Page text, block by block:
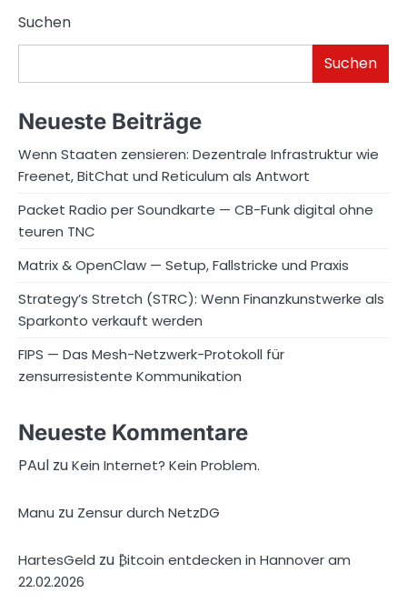
Suchen
Suchen
Neueste Beiträge
Wenn Staaten zensieren: Dezentrale Infrastruktur wie
Freenet, BitChat und Reticulum als Antwort
Packet Radio per Soundkarte — CB-Funk digital ohne
teuren TNC
Matrix & OpenClaw — Setup, Fallstricke und Praxis
Strategy’s Stretch (STRC): Wenn Finanzkunstwerke als
Sparkonto verkauft werden
FIPS — Das Mesh-Netzwerk-Protokoll für
zensurresistente Kommunikation
Neueste Kommentare
PAul zuKein Internet? Kein Problem.
Manu zu Zensur durch NetzDG
HartesGeld zu ₿itcoin entdecken in Hannover am
22.02.2026